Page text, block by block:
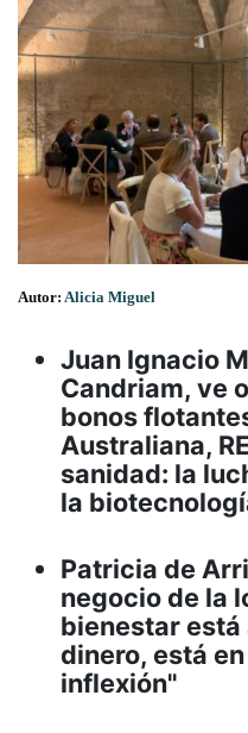
Autor: Alicia Miguel
Juan Ignacio
Candriam, ve
bonos
Australiana,
sanidad: la
la
Patricia de
negocio de la
bienestar
dinero, está
inflexión"